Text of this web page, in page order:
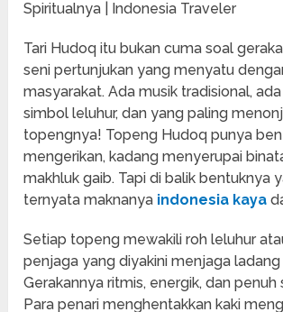
Tari Hudoq itu bukan cuma soal
seni pertunjukan yang menyatu
masyarakat. Ada musik tradisional,
simbol leluhur, dan yang paling
topengnya! Topeng Hudoq punya
mengerikan, kadang menyerupai
makhluk gaib. Tapi di balik bentuknya
ternyata maknanya indonesia kaya
Setiap topeng mewakili roh leluhur
penjaga yang diyakini menjaga
Gerakannya ritmis, energik, dan penuh
Para penari menghentakkan kaki